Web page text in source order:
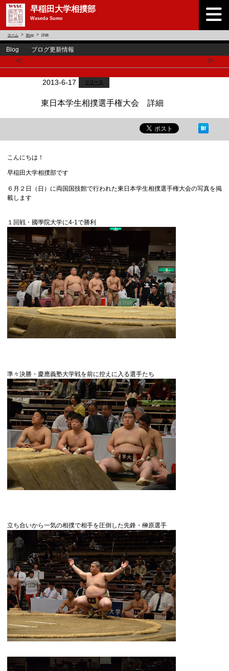
早稲田大学相撲部
Waseda Sumo
ホーム Blog 詳細
Blog ブログ更新情報
< >
2013-6-17 リリース
東日本学生相撲選手権大会 詳細
こんにちは！
早稲田大学相撲部です
６月２日（日）に両国国技館で行われた東日本学生相撲選手権大会の写真を掲
載します
１回戦・國學院大学に4-1で勝利
準々決勝・慶應義塾大学戦を前に控えに入る選手たち
立ち合いから一気の相撲で相手を圧倒した先鋒・榊原選手